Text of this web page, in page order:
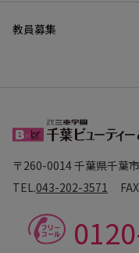
教員募集
〒260-0014 千葉県千葉
TEL.043-202-3571